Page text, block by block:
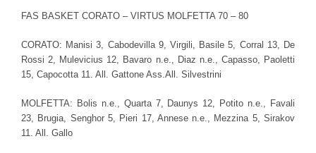
FAS BASKET CORATO – VIRTUS MOLFETTA 70 – 80
CORATO: Manisi 3, Cabodevilla 9, Virgili, Basile 5, Corral 13, De
Rossi 2, Mulevicius 12, Bavaro n.e., Diaz n.e., Capasso, Paoletti
15, Capocotta 11. All. Gattone Ass.All. Silvestrini
MOLFETTA: Bolis n.e., Quarta 7, Daunys 12, Potito n.e., Favali
23, Brugia, Senghor 5, Pieri 17, Annese n.e., Mezzina 5, Sirakov
11. All. Gallo